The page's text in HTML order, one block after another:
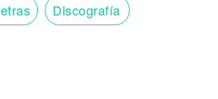
Discografía